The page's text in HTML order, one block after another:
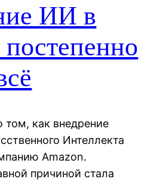
ИИ в
том, как внедрение
Интеллекта
Amazon.
причиной стала